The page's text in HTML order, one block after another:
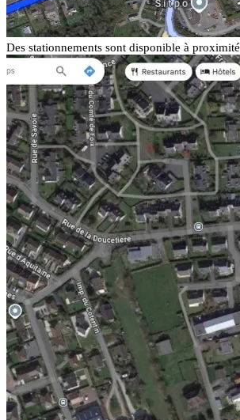
Des stationnements sont disponible à proximité